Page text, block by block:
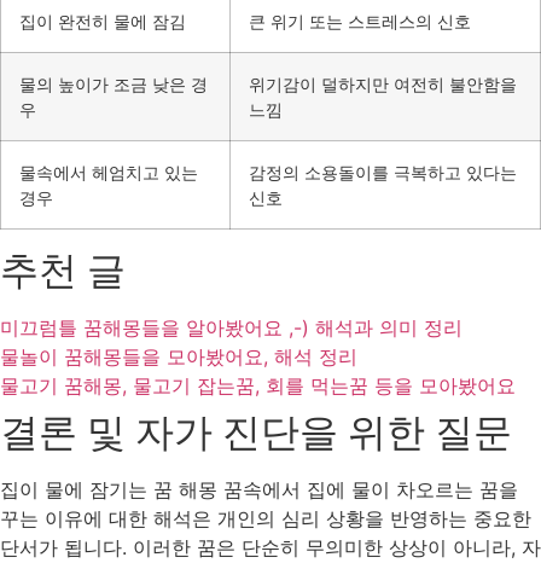
집이 완전히 물에 잠김 큰 위기 또는 스트레스의 신호
물의 높이가 조금 낮은 경
우
위기감이 덜하지만 여전히 불안함을
느낌
물속에서 헤엄치고 있는
경우
감정의 소용돌이를 극복하고 있다는
신호
추천 글
미끄럼틀 꿈해몽들을 알아봤어요 ,-) 해석과 의미 정리
물놀이 꿈해몽들을 모아봤어요, 해석 정리
물고기 꿈해몽, 물고기 잡는꿈, 회를 먹는꿈 등을 모아봤어요
결론 및 자가 진단을 위한 질문
집이 물에 잠기는 꿈 해몽 꿈속에서 집에 물이 차오르는 꿈을
꾸는 이유에 대한 해석은 개인의 심리 상황을 반영하는 중요한
단서가 됩니다. 이러한 꿈은 단순히 무의미한 상상이 아니라, 자